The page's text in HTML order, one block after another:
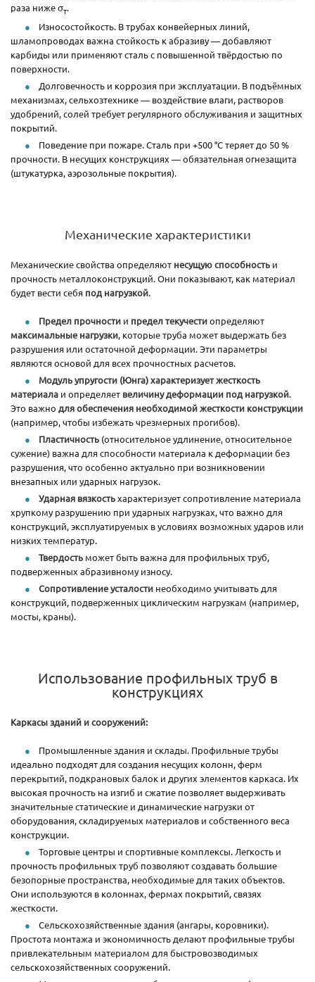
раза ниже σт.
Износостойкость. В трубах конвейерных линий,
шламопроводах важна стойкость к абразиву — добавляют
карбиды или применяют сталь с повышенной твёрдостью по
поверхности.
Долговечность и коррозия при эксплуатации. В подъёмных
механизмах, сельхозтехнике — воздействие влаги, растворов
удобрений, солей требует регулярного обслуживания и защитных
покрытий.
Поведение при пожаре. Сталь при +500 °C теряет до 50 %
прочности. В несущих конструкциях — обязательная огнезащита
(штукатурка, аэрозольные покрытия).
Механические характеристики
Механические свойства определяют несущую способность и
прочность металлоконструкций. Они показывают, как материал
будет вести себя под нагрузкой.
Предел прочности и предел текучестиопределяют
максимальные нагрузки, которые труба может выдержать без
разрушения или остаточной деформации. Эти параметры
являются основой для всех прочностных расчетов.
Модуль упругости (Юнга) характеризует жесткость
материала и определяет величину деформации под нагрузкой.
Это важно для обеспечения необходимой жесткости конструкции
(например, чтобы избежать чрезмерных прогибов).
Пластичность (относительное удлинение, относительное
сужение) важна для способности материала к деформации без
разрушения, что особенно актуально при возникновении
внезапных или ударных нагрузок.
Ударная вязкостьхарактеризует сопротивление материала
хрупкому разрушению при ударных нагрузках, что важно для
конструкций, эксплуатируемых в условиях возможных ударов или
низких температур.
Твердость может быть важна для профильных труб,
подверженных абразивному износу.
Сопротивление усталости необходимо учитывать для
конструкций, подверженных циклическим нагрузкам (например,
мосты, краны).
Использование профильных труб в
конструкциях
Каркасы зданий и сооружений:
Промышленные здания и склады. Профильные трубы
идеально подходят для создания несущих колонн, ферм
перекрытий, подкрановых балок и других элементов каркаса. Их
высокая прочность на изгиб и сжатие позволяет выдерживать
значительные статические и динамические нагрузки от
оборудования, складируемых материалов и собственного веса
конструкции.
Торговые центры и спортивные комплексы. Легкость и
прочность профильных труб позволяют создавать большие
безопорные пространства, необходимые для таких объектов.
Они используются в колоннах, фермах покрытий, связях
жесткости.
Сельскохозяйственные здания (ангары, коровники).
Простота монтажа и экономичность делают профильные трубы
привлекательным материалом для быстровозводимых
сельскохозяйственных сооружений.